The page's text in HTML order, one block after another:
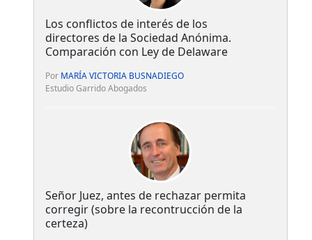
Los conflictos de interés de los
directores de la Sociedad Anónima.
Comparación con Ley de Delaware
Por MARÍA VICTORIA BUSNADIEGO
Estudio Garrido Abogados
Señor Juez, antes de rechazar permita
corregir (sobre la recontrucción de la
certeza)